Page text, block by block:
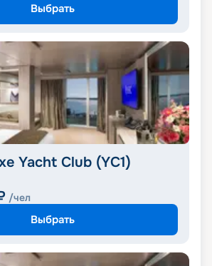
Выбрать
Yacht Club (YC1)
/чел
Выбрать